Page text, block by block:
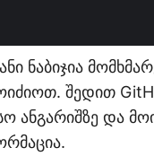
ნაბიჯია
შედით
ანგარიშზე და